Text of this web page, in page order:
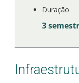
Duração
3